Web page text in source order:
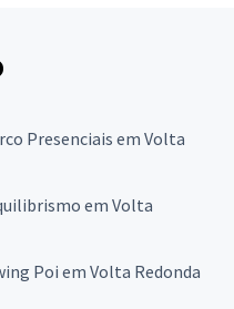
Presenciais em Volta
em Volta
Poi em Volta Redonda